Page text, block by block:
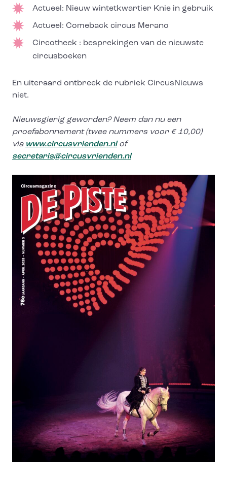
Actueel: Nieuw wintetkwartier Knie in gebruik
Actueel: Comeback circus Merano
Circotheek : besprekingen van de nieuwste
circusboeken
En uiteraard ontbreek de rubriek CircusNieuws
niet.
Nieuwsgierig geworden? Neem dan nu een
proefabonnement (twee nummers voor € 10,00)
via www.circusvrienden.nlof
secretaris@circusvrienden.nl